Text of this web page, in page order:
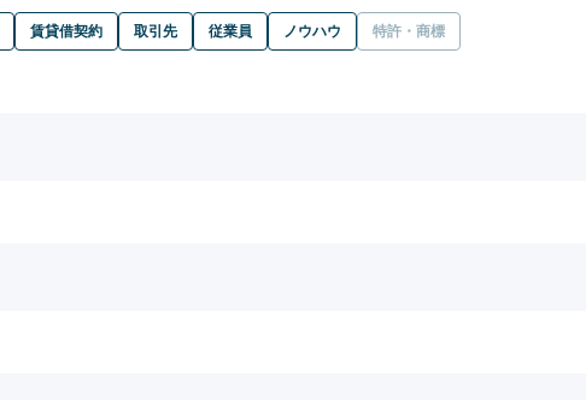
賃貸借契約 取引先 従業員 ノウハウ 特許・商標